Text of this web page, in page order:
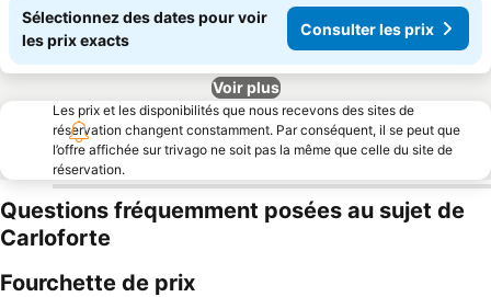
Sélectionnez des dates pour voir
les prix exacts
Consulter les prix
Voir plus
Les prix et les disponibilités que nous recevons des sites de
réservation changent constamment. Par conséquent, il se peut que
l’offre affichée sur trivago ne soit pas la même que celle du site de
réservation.
Questions fréquemment posées au sujet de
Carloforte
Fourchette de prix